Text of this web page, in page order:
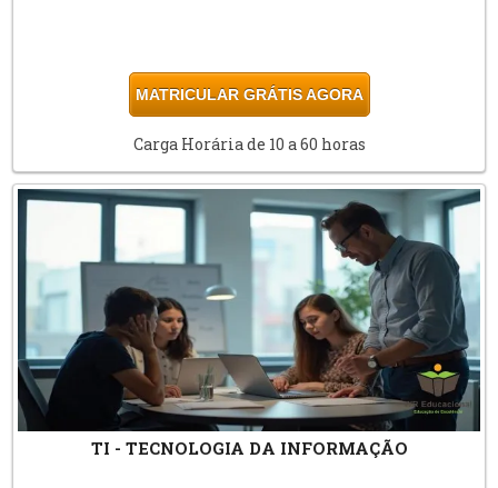
MATRICULAR GRÁTIS AGORA
Carga Horária de 10 a 60 horas
TI - TECNOLOGIA DA INFORMAÇÃO